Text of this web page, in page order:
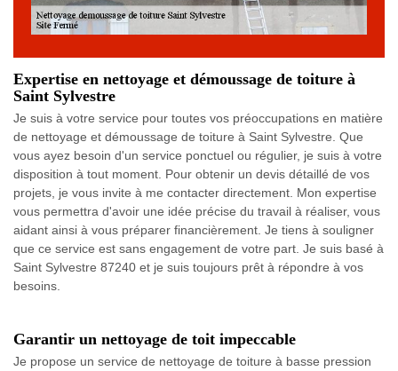
Expertise en nettoyage et démoussage de toiture à
Saint Sylvestre
Je suis à votre service pour toutes vos préoccupations en matière
de nettoyage et démoussage de toiture à Saint Sylvestre. Que
vous ayez besoin d'un service ponctuel ou régulier, je suis à votre
disposition à tout moment. Pour obtenir un devis détaillé de vos
projets, je vous invite à me contacter directement. Mon expertise
vous permettra d'avoir une idée précise du travail à réaliser, vous
aidant ainsi à vous préparer financièrement. Je tiens à souligner
que ce service est sans engagement de votre part. Je suis basé à
Saint Sylvestre 87240 et je suis toujours prêt à répondre à vos
besoins.
Garantir un nettoyage de toit impeccable
Je propose un service de nettoyage de toiture à basse pression